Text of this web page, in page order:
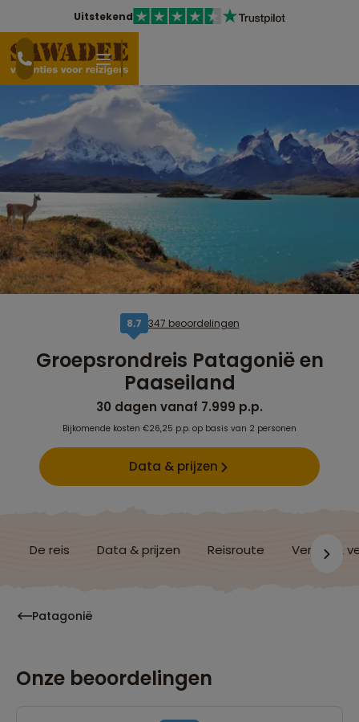
Uitstekend
8,7 347 beoordelingen
Groepsrondreis Patagonië en
Paaseiland
30 dagen vanaf 7.999 p.p.
Bijkomende kosten €26,25 p.p. op basis van 2 personen
Data & prijzen
De reis Data & prijzen Reisroute Verblijf &
Patagonië
Onze beoordelingen